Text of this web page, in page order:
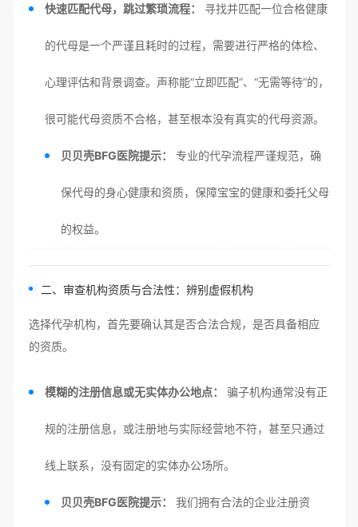
快速匹配代母，跳过繁琐流程： 寻找并匹配一位合格健康
的代母是一个严谨且耗时的过程，需要进行严格的体检、
心理评估和背景调查。声称能“立即匹配”、“无需等待”的，
很可能代母资质不合格，甚至根本没有真实的代母资源。
贝贝壳BFG医院提示： 专业的代孕流程严谨规范，确
保代母的身心健康和资质，保障宝宝的健康和委托父母
的权益。
二、审查机构资质与合法性：辨别虚假机构
选择代孕机构，首先要确认其是否合法合规，是否具备相应
的资质。
模糊的注册信息或无实体办公地点： 骗子机构通常没有正
规的注册信息，或注册地与实际经营地不符，甚至只通过
线上联系，没有固定的实体办公场所。
贝贝壳BFG医院提示： 我们拥有合法的企业注册资